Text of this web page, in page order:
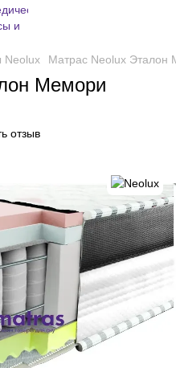
Neolux Матрас Neolux Эталон
Мемори
отзыв